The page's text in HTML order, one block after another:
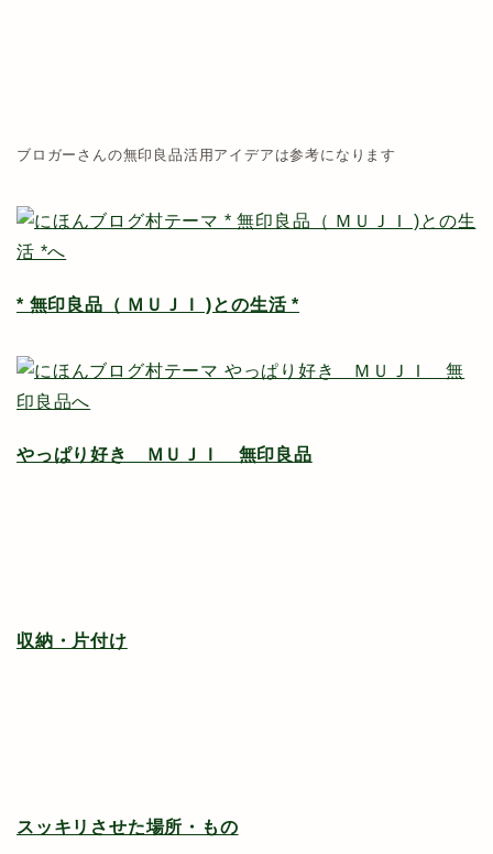
ブロガーさんの無印良品活用アイデアは参考になります
* 無印良品（ ＭＵＪＩ )との生活 *
やっぱり好き ＭＵＪＩ 無印良品
収納・片付け
スッキリさせた場所・もの